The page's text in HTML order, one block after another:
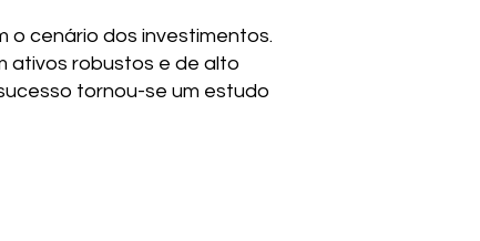
o cenário dos investimentos.
ativos robustos e de alto
tornou-se um estudo